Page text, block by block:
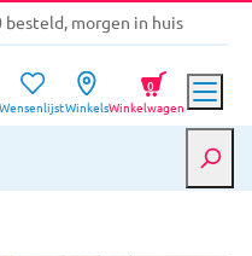
besteld, morgen in huis
garantie
vanaf €39,-
morgen in huis
WensenlijstWinkelsWinkelwagen
0